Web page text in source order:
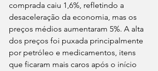
comprada caiu 1,6%, refletindo a
desaceleração da economia, mas os
preços médios aumentaram 5%. A alta
dos preços foi puxada principalmente
por petróleo e medicamentos, itens
que ficaram mais caros após o início